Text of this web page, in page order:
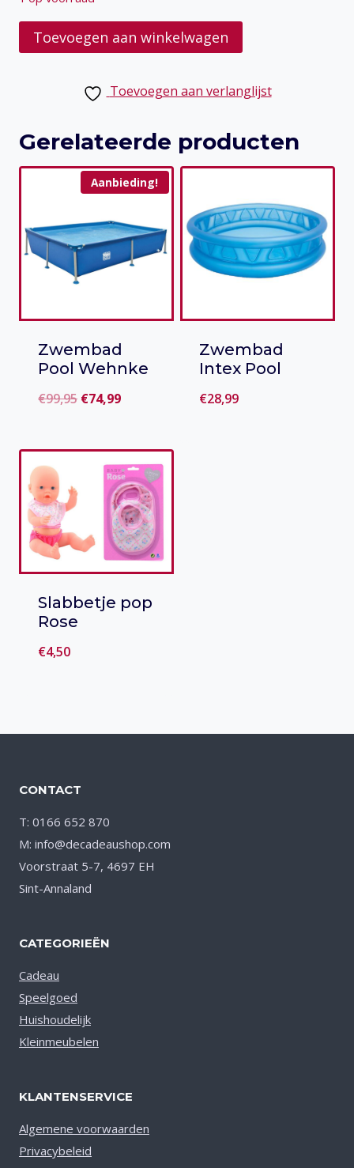
3D
puzzel
LED
Toevoegen aan winkelwagen
Toevoegen aan verlanglijst
Gerelateerde producten
Aanbieding!
Zwembad
Pool Wehnke
€99,95 Oorspronkelijke
was:
€99,95.
€74,99Huidige
is:
€74,99.
aan verlanglijst
Zwembad
Intex Pool
€28,99
Slabbetje pop
Rose
€4,50
CONTACT
T: 0166 652 870
M: info@decadeaushop.com
Voorstraat 5-7, 4697 EH
Sint-Annaland
CATEGORIEËN
Cadeau
Speelgoed
Huishoudelijk
Kleinmeubelen
KLANTENSERVICE
Algemene voorwaarden
Privacybeleid